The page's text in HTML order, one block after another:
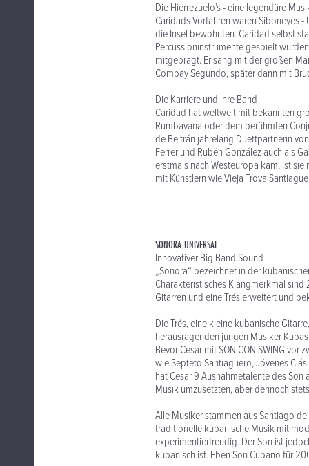
Die Hierrezuelo’s - eine legendäre
Caridads Vorfahren waren Siboneyes
die Insel bewohnten. Caridad selbst
Percussioninstrumente gespielt
mitgeprägt. Er sang mit der großen
Compay Segundo, später dann mit
Die Karriere und ihre Band
Caridad hat weltweit mit bekannten
Rumbavana oder dem berühmten
de Beltrán jahrelang Duettpartnerin
Ferrer und Rubén González auch als
erstmals nach Westeuropa kam, ist
mit Künstlern wie Vieja Trova
SONORA UNIVERSAL
Innovativer Big Band Sound
„Sonora“ bezeichnet in der
Charakteristisches Klangmerkmal
Gitarren und eine Trés erweitert und
Die Trés, eine kleine kubanische
herausragenden jungen Musiker
Bevor Cesar mit SON CON SWING
wie Septeto Santiaguero, Jóvenes
hat Cesar 9 Ausnahmetalente des
Musik umzusetzten, aber dennoch
Alle Musiker stammen aus Santiago
traditionelle kubanische Musik mit
experimentierfreudig. Der Son ist
kubanisch ist. Eben Son Cubano für